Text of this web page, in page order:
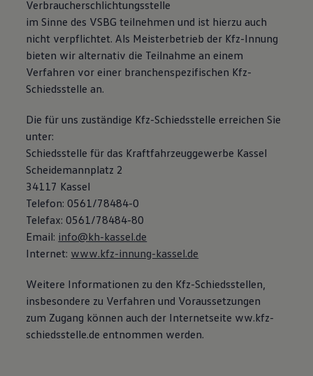
Verbraucherschlichtungsstelle
im Sinne des VSBG teilnehmen und ist hierzu auch
nicht verpflichtet. Als Meisterbetrieb der Kfz-Innung
bieten wir alternativ die Teilnahme an einem
Verfahren vor einer branchenspezifischen Kfz-
Schiedsstelle an.
Die für uns zuständige Kfz-Schiedsstelle erreichen Sie
unter:
Schiedsstelle für das Kraftfahrzeuggewerbe Kassel
Scheidemannplatz 2
34117 Kassel
Telefon: 0561/78484-0
Telefax: 0561/78484-80
Email: info@kh-kassel.de
Internet: www.kfz-innung-kassel.de
Weitere Informationen zu den Kfz-Schiedsstellen,
insbesondere zu Verfahren und Voraussetzungen
zum Zugang können auch der Internetseite ww.kfz-
schiedsstelle.de entnommen werden.